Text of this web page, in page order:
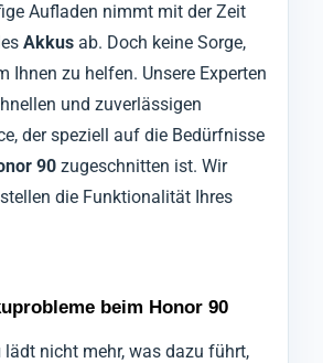
Aufladen nimmt mit der Zeit
Akkus ab. Doch keine Sorge,
Ihnen zu helfen. Unsere Experten
und zuverlässigen
der speziell auf die Bedürfnisse
90 zugeschnitten ist. Wir
die Funktionalität Ihres
beim Honor 90
lädt nicht mehr, was dazu führt,